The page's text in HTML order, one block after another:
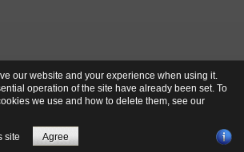
our website and your experience when using it.
operation of the site have already been set. To
we use and how to delete them, see our
site Agree